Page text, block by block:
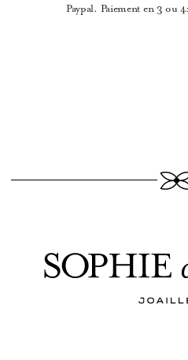
Paypal. Paiement en 3 ou